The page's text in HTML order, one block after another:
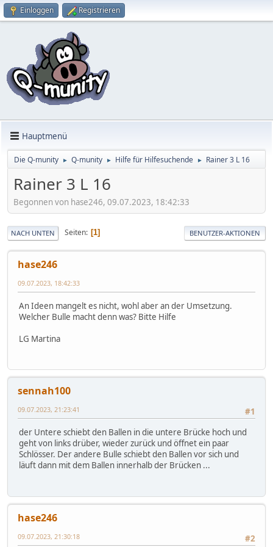
Einloggen Registrieren
Hauptmenü
Die Q-munity ► Q-munity ► Hilfe für Hilfesuchende ► Rainer 3 L 16
Rainer 3 L 16
Begonnen von hase246, 09.07.2023, 18:42:33
NACH UNTEN Seiten 1 BENUTZER-AKTIONEN
hase246
09.07.2023, 18:42:33
An Ideen mangelt es nicht, wohl aber an der Umsetzung.
Welcher Bulle macht denn was? Bitte Hilfe
LG Martina
sennah100
#1
09.07.2023, 21:23:41
der Untere schiebt den Ballen in die untere Brücke hoch und
geht von links drüber, wieder zurück und öffnet ein paar
Schlösser. Der andere Bulle schiebt den Ballen vor sich und
läuft dann mit dem Ballen innerhalb der Brücken ...
hase246
#2
09.07.2023, 21:30:18